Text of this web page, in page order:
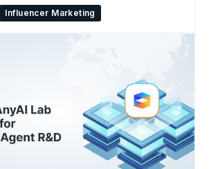
Influencer Marketing